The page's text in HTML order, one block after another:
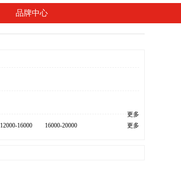
品牌中心
更多
12000-16000 16000-20000 更多